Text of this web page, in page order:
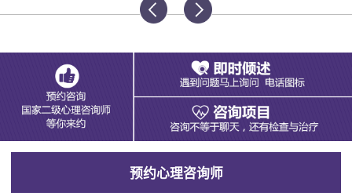
预约心理咨询师